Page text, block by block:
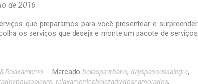
de 2016
que preparamos para você presentear e surpreender
os serviços que deseja e monte um pacote de serviços
Relaxamento Marcado bellaspaurbano, dayspapousoalegre,
, relaxamentoebelezadiadosnamorados,